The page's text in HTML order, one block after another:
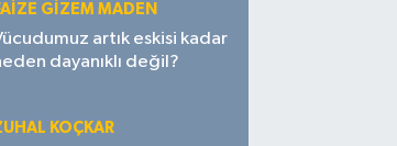
GIZEM MADEN
artık eskisi kadar
dayanıklı değil?
KOÇKAR